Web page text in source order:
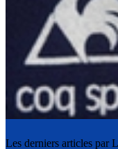
Les derniers articles par